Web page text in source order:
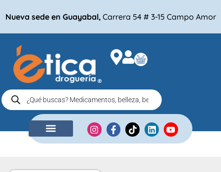
Nueva sede en Guayabal, Carrera 54 # 3-15 Campo Amor